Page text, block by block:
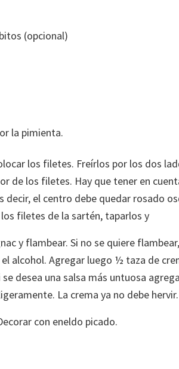
(opcional)
la pimienta.
los filetes. Freírlos por los dos
de los filetes. Hay que tener en
el centro debe quedar rosado
filetes de la sartén, taparlos y
y flambear. Si no se quiere
alcohol. Agregar luego ½ taza de
desea una salsa más untuosa
La crema ya no debe hervir.
con eneldo picado.